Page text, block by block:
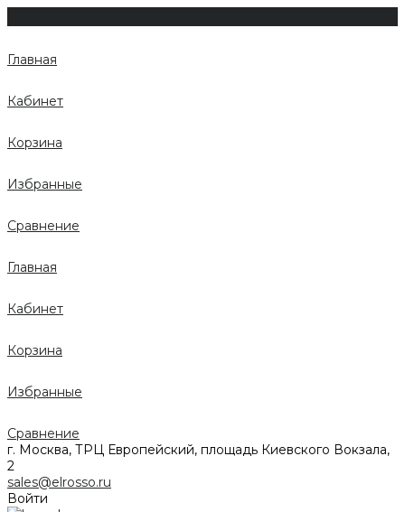
Главная
Кабинет
Корзина
Избранные
Сравнение
Главная
Кабинет
Корзина
Избранные
Сравнение
г. Москва, ТРЦ Европейский, площадь Киевского Вокзала,
2
sales@elrosso.ru
Войти